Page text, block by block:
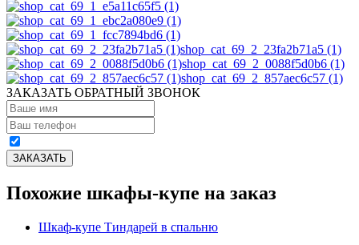
shop_cat_69_2_23fa2b71a5 (1)
shop_cat_69_2_0088f5d0b6 (1)
shop_cat_69_2_857aec6c57 (1)
ЗАКАЗАТЬ ОБРАТНЫЙ ЗВОНОК
Похожие шкафы-купе на заказ
Шкаф-купе Тиндарей в спальню